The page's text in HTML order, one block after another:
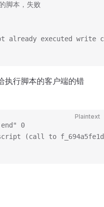
脚本，失败
executed write
执行脚本的客户端的错
Plaintext
0
(call to